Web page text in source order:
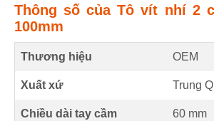
Thông số của Tô vít nhí 2
100mm
Thương hiệu OEM
Xuất xứ Trung
Chiều dài tay cầm 60 mm